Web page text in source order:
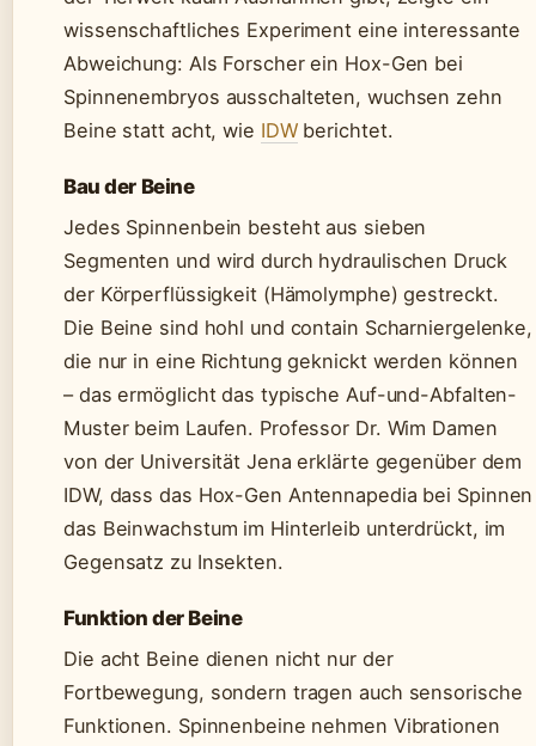
wissenschaftliches Experiment eine interessante
Abweichung: Als Forscher ein Hox-Gen bei
Spinnenembryos ausschalteten, wuchsen zehn
Beine statt acht, wie IDWberichtet.
Bau der Beine
Jedes Spinnenbein besteht aus sieben
Segmenten und wird durch hydraulischen Druck
der Körperflüssigkeit (Hämolymphe) gestreckt.
Die Beine sind hohl und contain Scharniergelenke,
die nur in eine Richtung geknickt werden können
– das ermöglicht das typische Auf-und-Abfalten-
Muster beim Laufen. Professor Dr. Wim Damen
von der Universität Jena erklärte gegenüber dem
IDW, dass das Hox-Gen Antennapedia bei Spinnen
das Beinwachstum im Hinterleib unterdrückt, im
Gegensatz zu Insekten.
Funktion der Beine
Die acht Beine dienen nicht nur der
Fortbewegung, sondern tragen auch sensorische
Funktionen. Spinnenbeine nehmen Vibrationen